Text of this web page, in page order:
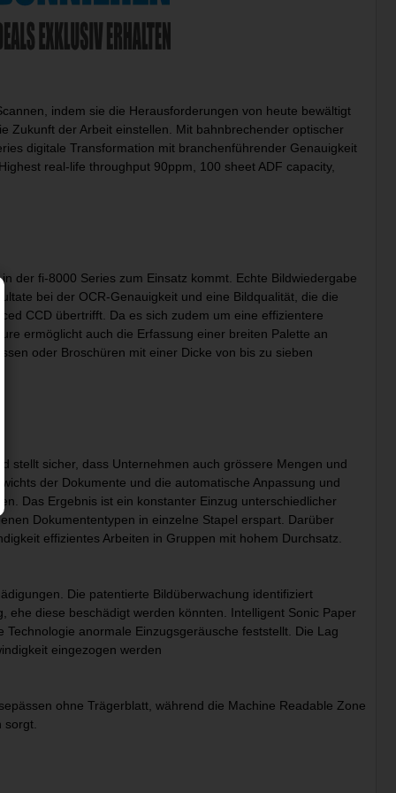
indem sie die Herausforderungen von heute bewältigt
Zukunft der Arbeit einstellen. Mit bahnbrechender optischer
digitale Transformation mit branchenführender Genauigkeit
real-life throughput 90ppm, 100 sheet ADF capacity,
der fi-8000 Series zum Einsatz kommt. Echte Bildwiedergabe
bei der OCR-Genauigkeit und eine Bildqualität, die die
CCD übertrifft. Da es sich zudem um eine effizientere
ermöglicht auch die Erfassung einer breiten Palette an
oder Broschüren mit einer Dicke von bis zu sieben
stellt sicher, dass Unternehmen auch grössere Mengen und
der Dokumente und die automatische Anpassung und
Das Ergebnis ist ein konstanter Einzug unterschiedlicher
Dokumententypen in einzelne Stapel erspart. Darüber
effizientes Arbeiten in Gruppen mit hohem Durchsatz.
Die patentierte Bildüberwachung identifiziert
diese beschädigt werden könnten. Intelligent Sonic Paper
anormale Einzugsgeräusche feststellt. Die Lag
eingezogen werden
ohne Trägerblatt, während die Machine Readable Zone
sorgt.